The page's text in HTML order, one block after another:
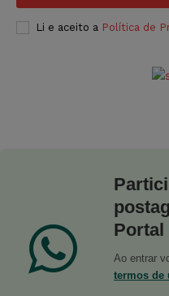
Li e aceito a Política de
Portal
Ao entrar
termos de